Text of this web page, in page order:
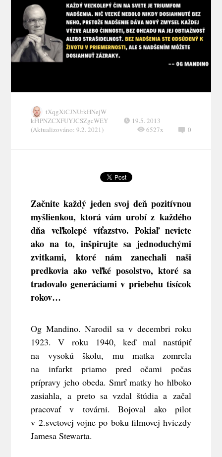
tXqgXiCJNUrkHNejW
kFlPNZCXFUYJCSZgcWEY
19.5. 2013
(Aktualizováno: 9.2. 2021)
0
6527x
Začnite každý jeden svoj deň pozitívnou
myšlienkou, ktorá vám urobí z každého
dňa veľkolepé víťazstvo. Pokiaľ neviete
ako na to, inšpirujte sa jednoduchými
zvitkami, ktoré nám zanechali naši
predkovia ako veľké posolstvo, ktoré sa
tradovalo generáciami v priebehu tisícok
rokov…
Og Mandino. Narodil sa v decembri roku
1923. V roku 1940, keď mal nastúpiť
na vysokú školu, mu matka zomrela
na infarkt priamo pred očami počas
prípravy jeho obeda. Smrť matky ho hlboko
zasiahla, a preto sa vzdal štúdia a začal
pracovať v továrni. Bojoval ako pilot
v 2.svetovej vojne po boku filmovej hviezdy
Jamesa Stewarta.